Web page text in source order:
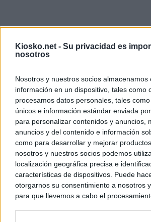
Kiosko.net - Su privacidad es
nosotros
Nosotros y nuestros socios almacenamos
información en un dispositivo, tales como
procesamos datos personales, tales
únicos e información estándar enviada
para personalizar contenidos y anuncios,
anuncios y del contenido e información
como para desarrollar y mejorar
nosotros y nuestros socios podemos
localización geográfica precisa e
características de dispositivos. Puede
otorgarnos su consentimiento a nosotros
para que llevemos a cabo el
© Kiosko.net Aviso Legal Privacidad y